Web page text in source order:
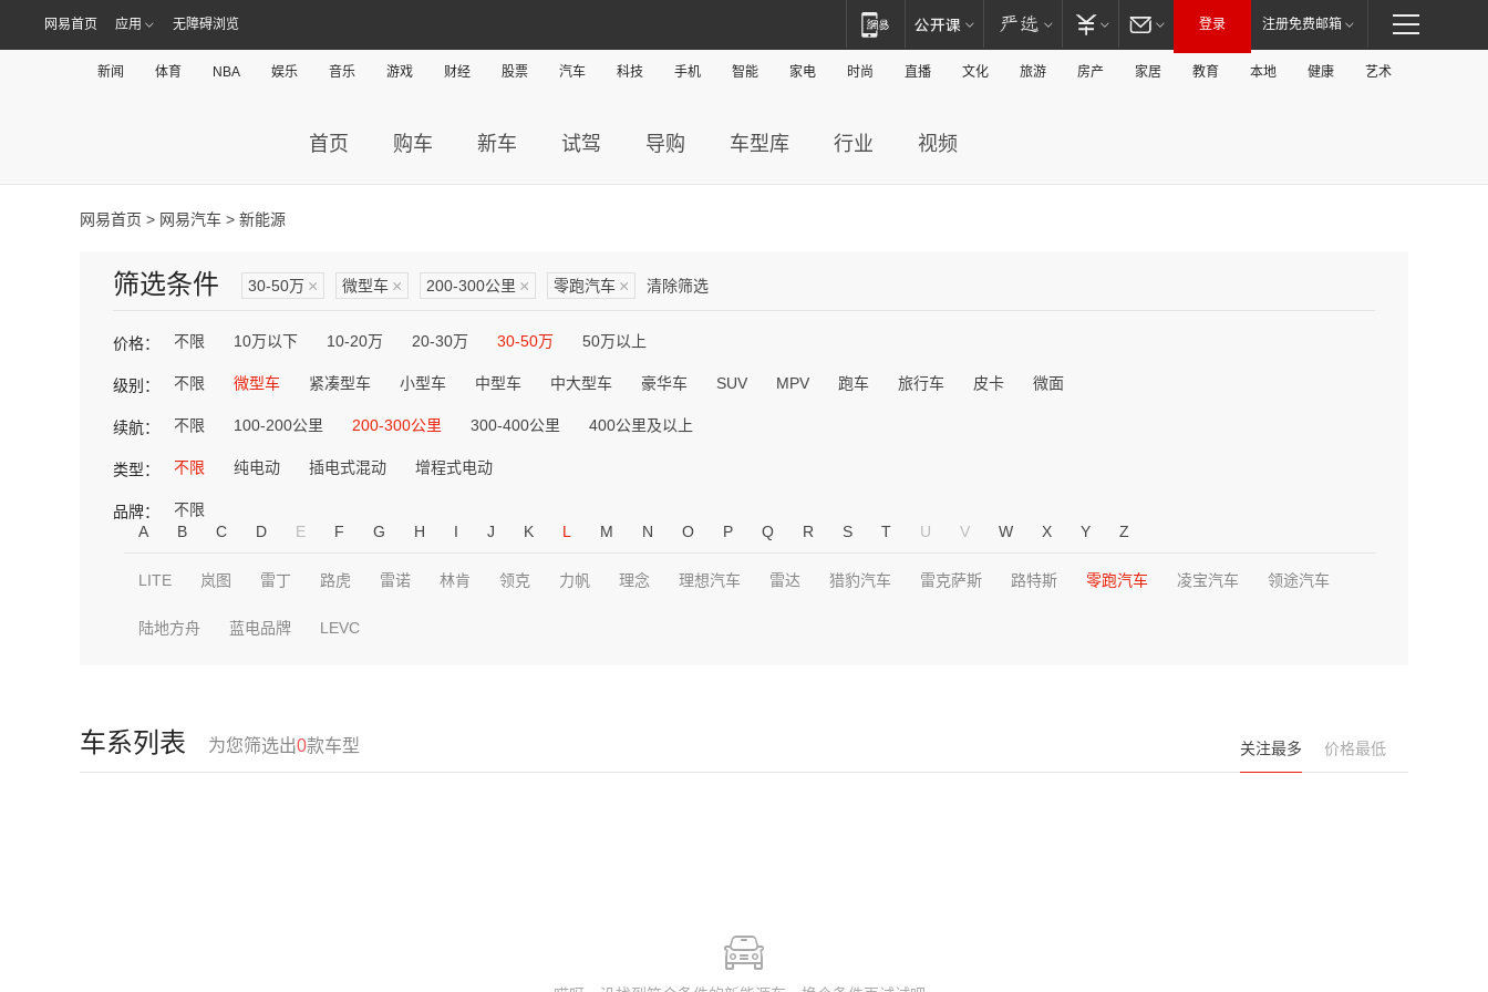
网易首页 应用 无障碍浏览 登录 注册免费邮箱
新闻 体育 NBA 娱乐 音乐 游戏 财经 股票 汽车 科技 手机 智能 家电 时尚 直播 文化 旅游 房产 家居 教育 本地 健康 艺术
首页 购车 新车 试驾 导购 车型库 行业 视频
网易首页 > 网易汽车 > 新能源
筛选条件 30-50万 × 微型车 × 200-300公里 × 零跑汽车 × 清除筛选
价格： 不限 10万以下 10-20万 20-30万 30-50万 50万以上
级别： 不限 微型车 紧凑型车 小型车 中型车 中大型车 豪华车 SUV MPV 跑车 旅行车 皮卡 微面
续航： 不限 100-200公里 200-300公里 300-400公里 400公里及以上
类型： 不限 纯电动 插电式混动 增程式电动
品牌：
不限
A
B C D E F G H I J K L M N O P Q R S T U V W X Y Z
LITE 岚图 雷丁 路虎 雷诺 林肯 领克 力帆 理念 理想汽车 雷达 猎豹汽车 雷克萨斯 路特斯 零跑汽车 凌宝汽车 领途汽车
陆地方舟 蓝电品牌 LEVC
车系列表 为您筛选出0款车型 关注最多 价格最低